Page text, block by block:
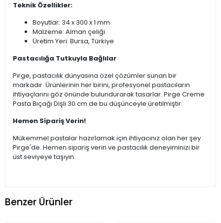
Teknik Özellikler:
Boyutlar: 34 x 300 x 1 mm
Malzeme: Alman çeliği
Üretim Yeri: Bursa, Türkiye
Pastacılığa Tutkuyla Bağlılar
Pirge, pastacılık dünyasına özel çözümler sunan bir
markadır. Ürünlerinin her birini, profesyonel pastacıların
ihtiyaçlarını göz önünde bulundurarak tasarlar. Pirge Creme
Pasta Bıçağı Dişli 30 cm de bu düşünceyle üretilmiştir.
Hemen Sipariş Verin!
Mükemmel pastalar hazırlamak için ihtiyacınız olan her şey
Pirge'de. Hemen sipariş verin ve pastacılık deneyiminizi bir
üst seviyeye taşıyın.
Benzer Ürünler